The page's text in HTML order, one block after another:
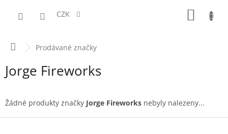
CZK
DomůProdávané značky
Jorge Fireworks
Žádné produkty značky Jorge Fireworks nebyly nalezeny...
Z